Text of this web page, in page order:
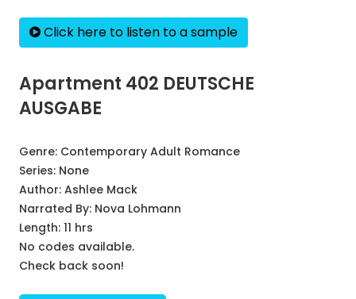
Click here to listen to a sample
Apartment 402 DEUTSCHE
AUSGABE
Genre: Contemporary Adult Romance
Series: None
Author: Ashlee Mack
Narrated By: Nova Lohmann
Length: 11 hrs
No codes available.
Check back soon!